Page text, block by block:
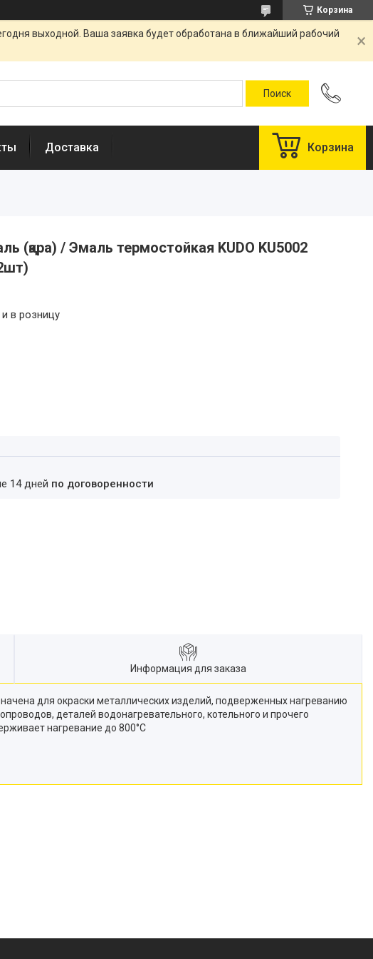
Корзина
выходной. Ваша заявка будет обработана в ближайший рабочий
Доставка Корзина
(қара) / Эмаль термостойкая KUDO KU5002
в розницу
14 дней по договоренности
Информация для заказа
для окраски металлических изделий, подверженных нагреванию
деталей водонагревательного, котельного и прочего
нагревание до 800°C